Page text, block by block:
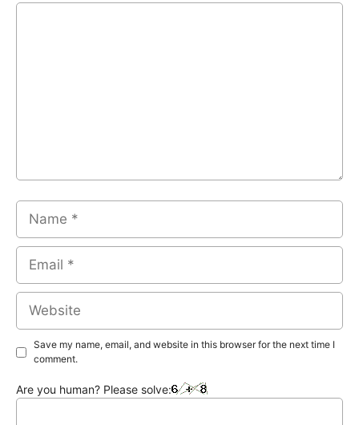
Save my name, email, and website in this browser for the next time I
comment.
Are you human? Please solve: